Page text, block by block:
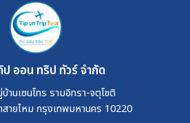
25 พ.ย. 69 - 28 พ.ย. 69
27 พ.ย. 69 - 30 พ.ย. 69
01 ธ.ค. 69 - 04 ธ.ค. 69
05 ธ.ค. 69 - 08 ธ.ค. 69
13 ธ.ค. 69 - 16 ธ.ค. 69
16 ธ.ค. 69 - 19 ธ.ค. 69
ออน ทริป ทัวร์ จำกัด
านเซนโทร รามอิทรา-จตุโชติ
สายไหม กรุงเทพมหานคร 10220